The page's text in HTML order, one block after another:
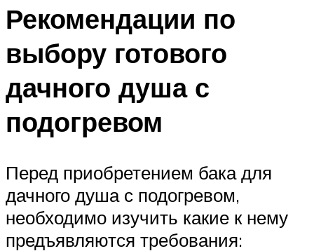
Рекомендации по
выбору готового
дачного душа с
подогревом
Перед приобретением бака для
дачного душа с подогревом,
необходимо изучить какие к нему
предъявляются требования: